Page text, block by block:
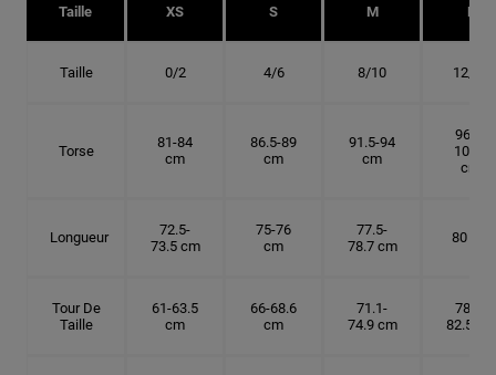
Taille XS S M L
Taille 0/2 4/6 8/10 12/14
Torse
81-84
cm
86.5-89
cm
91.5-94
cm
96.5-
101.5
cm
Longueur
72.5-
73.5 cm
75-76
cm
77.5-
78.7 cm
80 cm
Tour De
Taille
61-63.5
cm
66-68.6
cm
71.1-
74.9 cm
78.7-
82.5 cm